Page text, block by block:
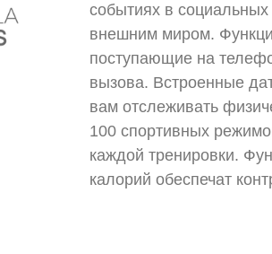
событиях в
внешним миром.
поступающие на
вызова. Встроенные
вам отслеживать
100 спортивных
каждой тренировки.
калорий обеспечат